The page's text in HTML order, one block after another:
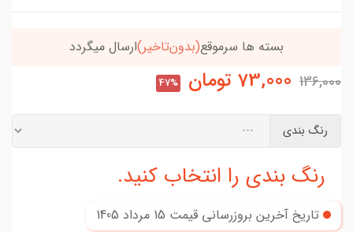
بسته ها سرموقع(بدون‌تاخیر)ارسال میگردد
136,000
73,000 تومان 47%
رنگ بندی
رنگ بندی را انتخاب کنید.
تاریخ آخرین بروزرسانی قیمت 15 مرداد 1405